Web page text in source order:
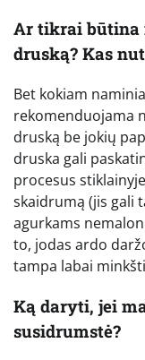
Ar tikrai būtina
druską? Kas
Bet kokiam
rekomenduojama
druską be jokių
druska gali
procesus
skaidrumą (jis gali
agurkams
to, jodas ardo
tampa labai
Ką daryti, jei
susidrumstė?